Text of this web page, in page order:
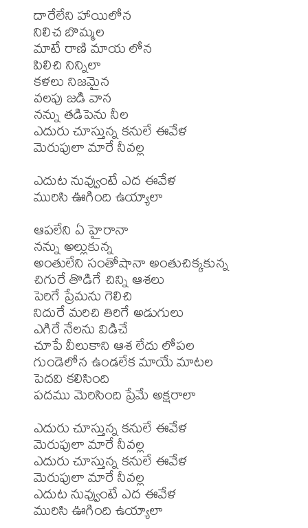
దారేలేని హాయిలోన
నిలిచ బొమ్మల
మాటే రాణి మాయ లోన
పిలిచి నిన్నిలా
కళలు నిజమైన
వలపు జడి వాన
నన్ను తడిపెను నీల
ఎదురు చూస్తున్న కనులే ఈవేళ
మెరుపులా మారే నీవల్ల
ఎదుట నువ్వుంటే ఎద ఈవేళ
మురిసి ఊగింది ఉయ్యాలా
ఆపలేని ఏ హైరానా
నన్ను అల్లుకున్న
అంతులేని సంతోషానా అంతుచిక్కకున్న
చిగురే తొడిగే చిన్ని ఆశలు
పెరిగే ప్రేమను గెలిచి
నిదురే మరిచి తిరిగే అడుగులు
ఎగిరే నేలను విడిచే
చూపే వీలుకాని ఆశ లేదు లోపల
గుండెలోన ఉండలేక మాయే మాటల
పెదవి కలిసింది
పదము మెరిసింది ప్రేమే అక్షరాలా
ఎదురు చూస్తున్న కనులే ఈవేళ
మెరుపులా మారే నీవల్ల
ఎదురు చూస్తున్న కనులే ఈవేళ
మెరుపులా మారే నీవల్ల
ఎదుట నువ్వుంటే ఎద ఈవేళ
మురిసి ఊగింది ఉయ్యాలా